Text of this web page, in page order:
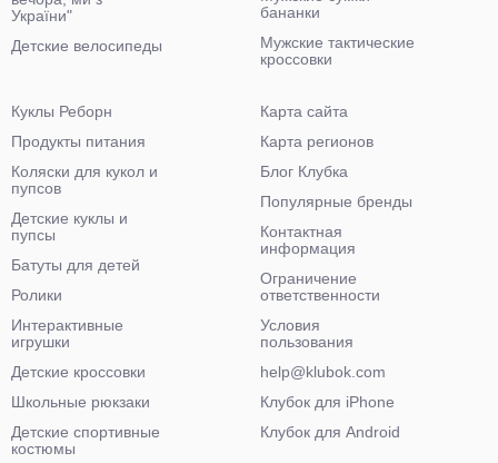
України"
Детские велосипеды
бананки
Мужские тактические
кроссовки
Куклы Реборн
Продукты питания
Коляски для кукол и
пупсов
Детские куклы и
пупсы
Батуты для детей
Ролики
Интерактивные
игрушки
Детские кроссовки
Школьные рюкзаки
Детские спортивные
костюмы
Карта сайта
Карта регионов
Блог Клубка
Популярные бренды
Контактная
информация
Ограничение
ответственности
Условия
пользования
help@klubok.com
Клубок для iPhone
Клубок для Android